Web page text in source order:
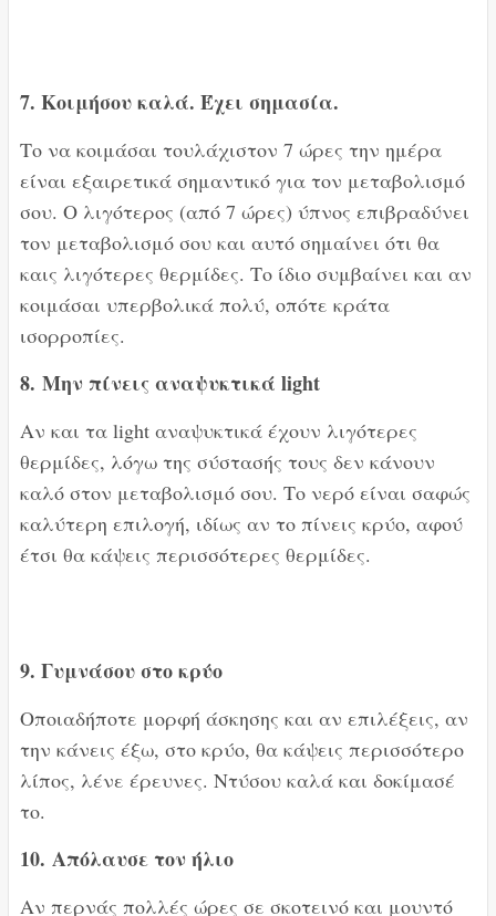
7. Κοιμήσου καλά. Έχει σημασία.
Το να κοιμάσαι τουλάχιστον 7 ώρες την ημέρα
είναι εξαιρετικά σημαντικό για τον μεταβολισμό
σου. Ο λιγότερος (από 7 ώρες) ύπνος επιβραδύνει
τον μεταβολισμό σου και αυτό σημαίνει ότι θα
καις λιγότερες θερμίδες. Το ίδιο συμβαίνει και αν
κοιμάσαι υπερβολικά πολύ, οπότε κράτα
ισορροπίες.
8. Μην πίνεις αναψυκτικά light
Αν και τα light αναψυκτικά έχουν λιγότερες
θερμίδες, λόγω της σύστασής τους δεν κάνουν
καλό στον μεταβολισμό σου. Το νερό είναι σαφώς
καλύτερη επιλογή, ιδίως αν το πίνεις κρύο, αφού
έτσι θα κάψεις περισσότερες θερμίδες.
9. Γυμνάσου στο κρύο
Οποιαδήποτε μορφή άσκησης και αν επιλέξεις, αν
την κάνεις έξω, στο κρύο, θα κάψεις περισσότερο
λίπος, λένε έρευνες. Ντύσου καλά και δοκίμασέ
το.
10. Απόλαυσε τον ήλιο
Αν περνάς πολλές ώρες σε σκοτεινό και μουντό